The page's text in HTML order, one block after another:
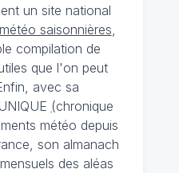
un site national
saisonnières
compilation de
que l'on peut
avec sa
(chronique
météo depuis
son almanach
des aléas